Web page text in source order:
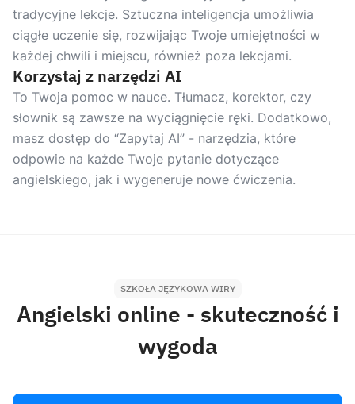
tradycyjne lekcje. Sztuczna inteligencja umożliwia
ciągłe uczenie się, rozwijając Twoje umiejętności w
każdej chwili i miejscu, również poza lekcjami.
Korzystaj z narzędzi AI
To Twoja pomoc w nauce. Tłumacz, korektor, czy
słownik są zawsze na wyciągnięcie ręki. Dodatkowo,
masz dostęp do “Zapytaj AI” - narzędzia, które
odpowie na każde Twoje pytanie dotyczące
angielskiego, jak i wygeneruje nowe ćwiczenia.
SZKOŁA JĘZYKOWA WIRY
Angielski online - skuteczność i
wygoda